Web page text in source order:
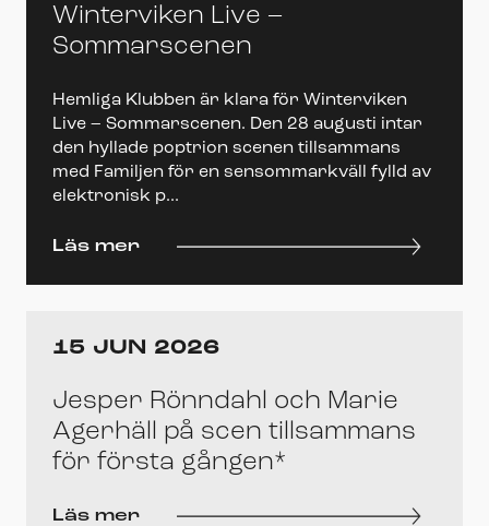
Winterviken Live –
Sommarscenen
Hemliga Klubben är klara för Winterviken
Live – Sommarscenen. Den 28 augusti intar
den hyllade poptrion scenen tillsammans
med Familjen för en sensommarkväll fylld av
elektronisk p...
Läs mer
15 JUN 2026
Jesper Rönndahl och Marie
Agerhäll på scen tillsammans
för första gången*
Läs mer